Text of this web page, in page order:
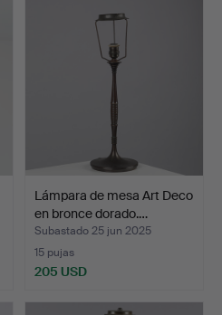
Lámpara de mesa Art Deco
en bronce dorado.…
Subastado 25 jun 2025
15 pujas
205 USD